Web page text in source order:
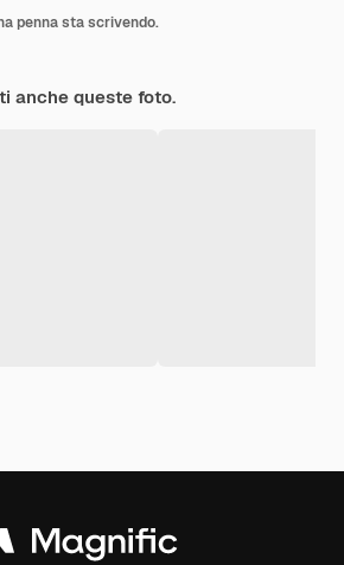
penna sta scrivendo.
anche queste foto.